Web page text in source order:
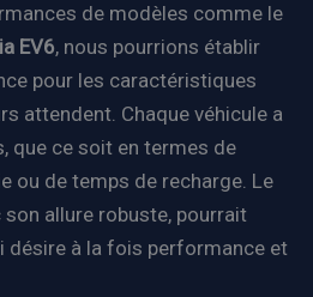
de modèles comme le
EV6, nous pourrions établir
pour les caractéristiques
attendent. Chaque véhicule a
que ce soit en termes de
ou de temps de recharge. Le
son allure robuste, pourrait
désire à la fois performance et